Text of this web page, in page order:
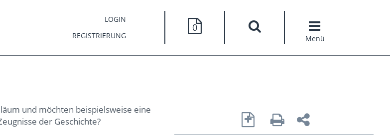
LOGIN
REGISTRIERUNG
0
Menü
und möchten beispielsweise eine
der Geschichte?